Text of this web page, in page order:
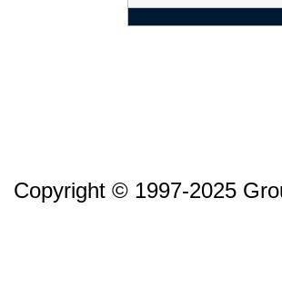
Copyright © 1997-2025